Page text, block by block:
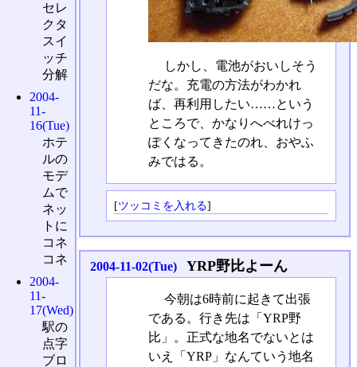
しかし、電池がおいしそう
だな。充電の方法がわかれ
ば、再利用したい……という
ところで、かなりへべれけっ
ぽくなってきたのれ、おやふ
みではる。
[ツッコミを入れる]
2004-11-02(Tue) YRP野比よーん
今朝は6時前に起きて出張
である。行き先は「YRP野
比」。正式な地名でないとは
いえ「YRP」なんていう地名
セレ
クタ
スイ
ッチ
分解
2004-
11-
16(Tue)
ホテ
ルの
モデ
ムで
ネッ
トに
コネ
コネ
2004-
11-
17(Wed)
駅の
点字
ブロ